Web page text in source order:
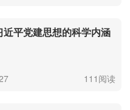
111阅读